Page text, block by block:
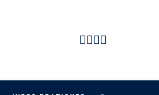
Facebook
Instagram
Youtube